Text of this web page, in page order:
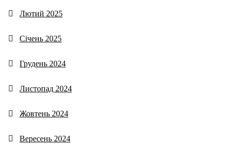
Лютий 2025
Січень 2025
Грудень 2024
Листопад 2024
Жовтень 2024
Вересень 2024